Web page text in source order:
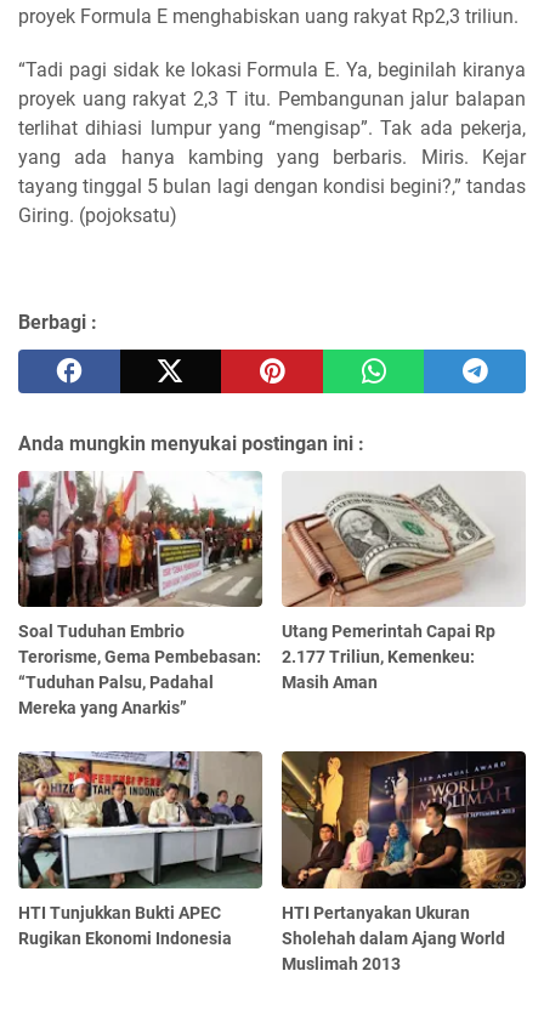
proyek Formula E menghabiskan uang rakyat Rp2,3 triliun.
“Tadi pagi sidak ke lokasi Formula E. Ya, beginilah kiranya
proyek uang rakyat 2,3 T itu. Pembangunan jalur balapan
terlihat dihiasi lumpur yang “mengisap”. Tak ada pekerja,
yang ada hanya kambing yang berbaris. Miris. Kejar
tayang tinggal 5 bulan lagi dengan kondisi begini?,” tandas
Giring. (pojoksatu)
Berbagi :
Anda mungkin menyukai postingan ini :
Soal Tuduhan Embrio
Terorisme, Gema Pembebasan:
“Tuduhan Palsu, Padahal
Mereka yang Anarkis”
Utang Pemerintah Capai Rp
2.177 Triliun, Kemenkeu:
Masih Aman
HTI Tunjukkan Bukti APEC
Rugikan Ekonomi Indonesia
HTI Pertanyakan Ukuran
Sholehah dalam Ajang World
Muslimah 2013